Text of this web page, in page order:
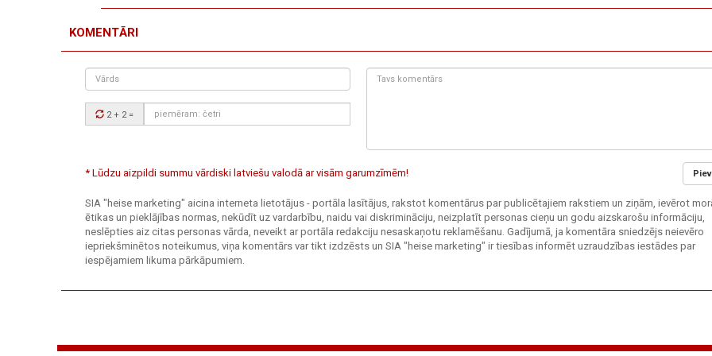
KOMENTĀRI
Vārds
Drošības
kods:
2 + 2=
Tavs
* Lūdzu aizpildi summu vārdiski latviešu valodā ar visām garumzīmēm!
SIA "heise marketing" aicina interneta lietotājus - portāla lasītājus, rakstot komentārus par publicētajiem rakstiem un ziņām, ievērot
ētikas un pieklājības normas, nekūdīt uz vardarbību, naidu vai diskrimināciju, neizplatīt personas cieņu un godu aizskarošu informāciju,
neslēpties aiz citas personas vārda, neveikt ar portāla redakciju nesaskaņotu reklamēšanu. Gadījumā, ja komentāra sniedzējs neievēro
iepriekšminētos noteikumus, viņa komentārs var tikt izdzēsts un SIA "heise marketing" ir tiesības informēt uzraudzības iestādes par
iespējamiem likuma pārkāpumiem.